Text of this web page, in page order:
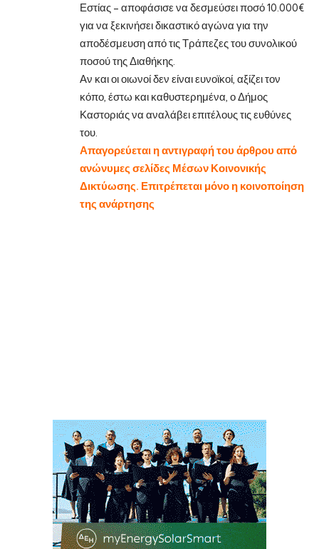
Εστίας – αποφάσισε να δεσμεύσει ποσό 10.000€
για να ξεκινήσει δικαστικό αγώνα για την
αποδέσμευση από τις Τράπεζες του συνολικού
ποσού της Διαθήκης.
Αν και οι οιωνοί δεν είναι ευνοϊκοί, αξίζει τον
κόπο, έστω και καθυστερημένα, ο Δήμος
Καστοριάς να αναλάβει επιτέλους τις ευθύνες
του.
Απαγορεύεται η αντιγραφή του άρθρου από
ανώνυμες σελίδες Μέσων Κοινονικής
Δικτύωσης. Επιτρέπεται μόνο η κοινοποίηση
της ανάρτησης